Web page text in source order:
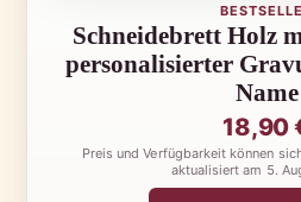
Schneidebrett Holz
personalisierter
Name
18,90
Preis und Verfügbarkeit können
aktualisiert am 5.